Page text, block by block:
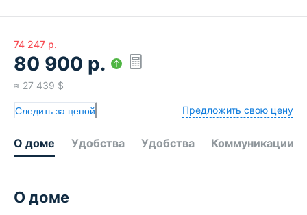
74 247 р.
80 900 р.
≈ 27 439 $
Следить за ценой Предложить свою цену
О доме Удобства Удобства Коммуникации
О доме